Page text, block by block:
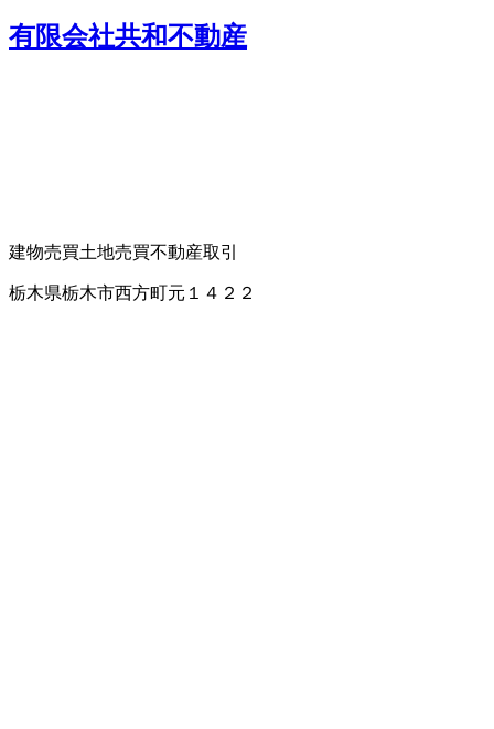
有限会社共和不動産
建物売買土地売買不動産取引
栃木県栃木市西方町元１４２２